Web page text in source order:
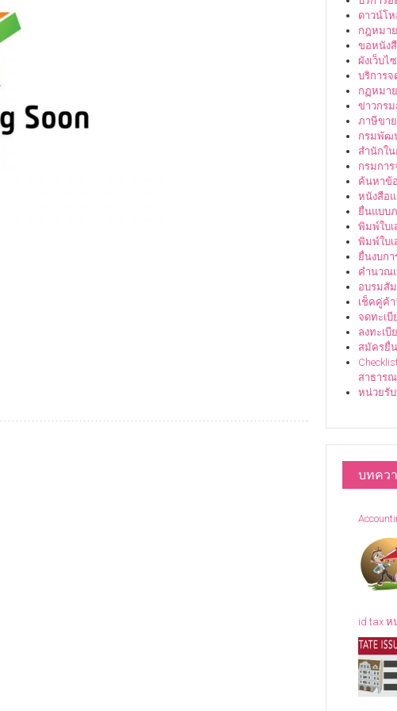
ดาวน์โ
กฎหมา
ขอหนัง
ผังเว็บไ
บริการจ
กฏหมา
ข่าวกร
ภาษีขา
กรมพัฒ
สำนักใ
กรมกา
ค้นหาข้
หนังสือแ
ยื่นแบบ
พิมพ์ใบเ
พิมพ์ใบเ
ยื่นงบกา
คำนวณ
อบรมสั
เช็คคู่ค้
จดทะเ
ลงทะเบี
สมัครยื่
สาธาร
หน่วยรับ
บทคว
id tax ห